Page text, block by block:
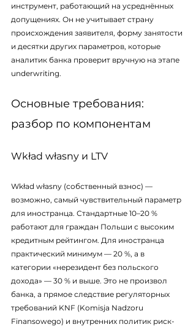
инструмент, работающий на усреднённых
допущениях. Он не учитывает страну
происхождения заявителя, форму занятости
и десятки других параметров, которые
аналитик банка проверит вручную на этапе
underwriting.
Основные требования:
разбор по компонентам
Wkład własny и LTV
Wkład własny (собственный взнос) —
возможно, самый чувствительный параметр
для иностранца. Стандартные 10–20 %
работают для граждан Польши с высоким
кредитным рейтингом. Для иностранца
практический минимум — 20 %, а в
категории «нерезидент без польского
дохода» — 30 % и выше. Это не произвол
банка, а прямое следствие регуляторных
требований KNF (Komisja Nadzoru
Finansowego) и внутренних политик риск-